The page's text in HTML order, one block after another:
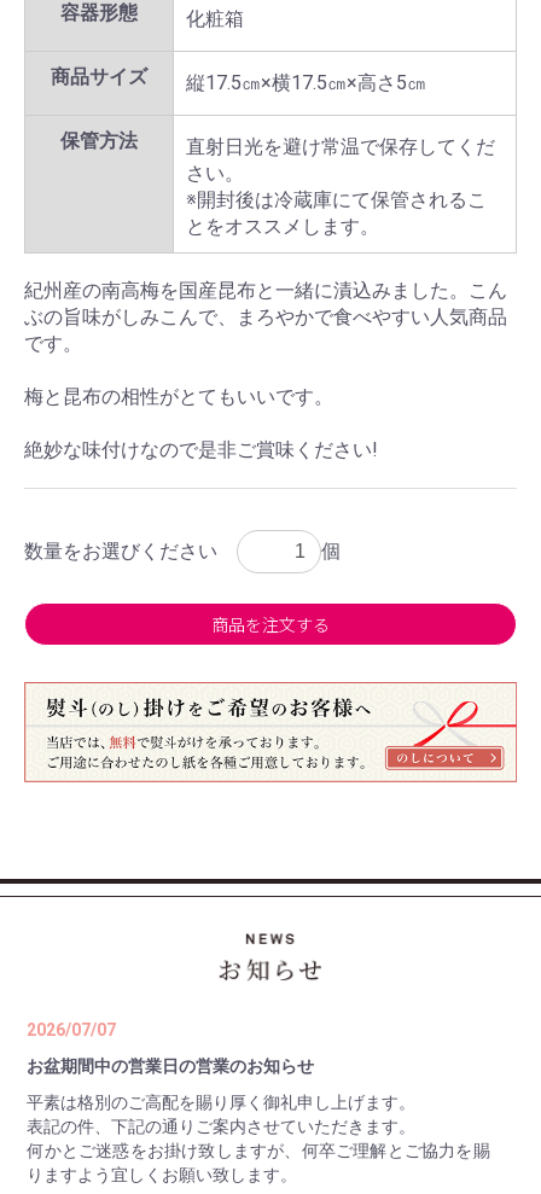
容器形態 化粧箱
商品サイズ 縦17.5㎝×横17.5㎝×高さ5㎝
保管方法
直射日光を避け常温で保存してくだ
さい。
※開封後は冷蔵庫にて保管されるこ
とをオススメします。
紀州産の南高梅を国産昆布と一緒に漬込みました。こん
ぶの旨味がしみこんで、まろやかで食べやすい人気商品
です。
梅と昆布の相性がとてもいいです。
絶妙な味付けなので是非ご賞味ください!
数量をお選びください 個
商品を注文する
2026/07/07
お盆期間中の営業日の営業のお知らせ
平素は格別のご高配を賜り厚く御礼申し上げます。
表記の件、下記の通りご案内させていただきます。
何かとご迷惑をお掛け致しますが、何卒ご理解とご協力を賜
りますよう宜しくお願い致します。